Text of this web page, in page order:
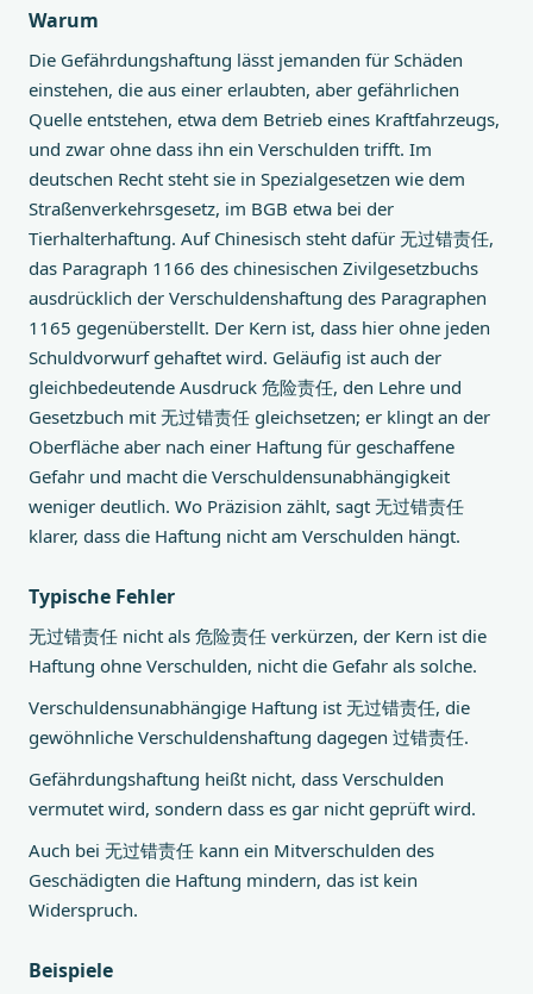
Warum
Die Gefährdungshaftung lässt jemanden für Schäden
einstehen, die aus einer erlaubten, aber gefährlichen
Quelle entstehen, etwa dem Betrieb eines Kraftfahrzeugs,
und zwar ohne dass ihn ein Verschulden trifft. Im
deutschen Recht steht sie in Spezialgesetzen wie dem
Straßenverkehrsgesetz, im BGB etwa bei der
Tierhalterhaftung. Auf Chinesisch steht dafür 无过错责任,
das Paragraph 1166 des chinesischen Zivilgesetzbuchs
ausdrücklich der Verschuldenshaftung des Paragraphen
1165 gegenüberstellt. Der Kern ist, dass hier ohne jeden
Schuldvorwurf gehaftet wird. Geläufig ist auch der
gleichbedeutende Ausdruck 危险责任, den Lehre und
Gesetzbuch mit 无过错责任 gleichsetzen; er klingt an der
Oberfläche aber nach einer Haftung für geschaffene
Gefahr und macht die Verschuldensunabhängigkeit
weniger deutlich. Wo Präzision zählt, sagt 无过错责任
klarer, dass die Haftung nicht am Verschulden hängt.
Typische Fehler
无过错责任 nicht als 危险责任 verkürzen, der Kern ist die
Haftung ohne Verschulden, nicht die Gefahr als solche.
Verschuldensunabhängige Haftung ist 无过错责任, die
gewöhnliche Verschuldenshaftung dagegen 过错责任.
Gefährdungshaftung heißt nicht, dass Verschulden
vermutet wird, sondern dass es gar nicht geprüft wird.
Auch bei 无过错责任 kann ein Mitverschulden des
Geschädigten die Haftung mindern, das ist kein
Widerspruch.
Beispiele